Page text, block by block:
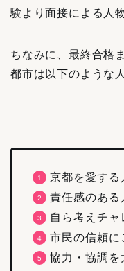
験より面接による人
ちなみに、最終合格
都市は以下のような
京都を愛する
責任感のある
自ら考えチャ
市民の信頼に
協力・協調を